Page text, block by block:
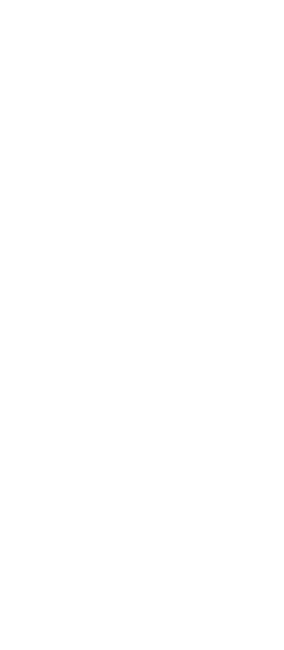
КМ)
Índico
$)